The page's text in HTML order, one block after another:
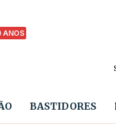
ANOS
BASTIDORES